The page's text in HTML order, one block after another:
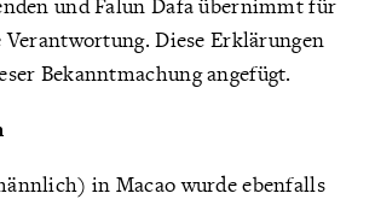
Diese Erklärungen
Bekanntmachung angefügt.
in Macao wurde ebenfalls